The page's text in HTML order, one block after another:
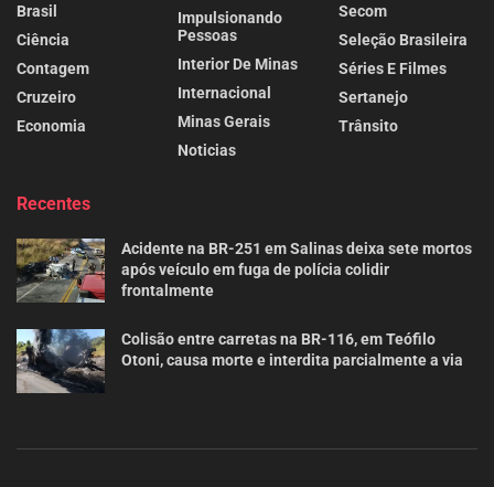
Brasil
Ciência
Contagem
Cruzeiro
Economia
Impulsionando
Pessoas
Interior De Minas
Internacional
Minas Gerais
Noticias
Secom
Seleção Brasileira
Séries E Filmes
Sertanejo
Trânsito
Recentes
Acidente na BR-251 em Salinas deixa sete mortos
após veículo em fuga de polícia colidir
frontalmente
Colisão entre carretas na BR-116, em Teófilo
Otoni, causa morte e interdita parcialmente a via